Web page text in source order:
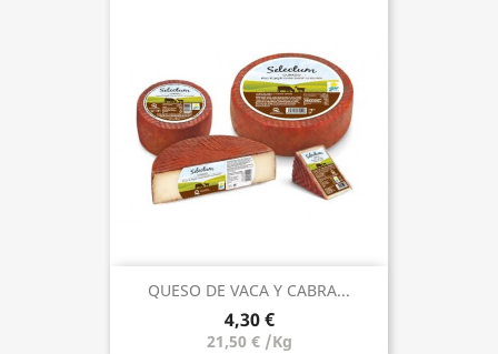
QUESO DE VACA Y CABRA...
4,30 €
21,50 € /Kg